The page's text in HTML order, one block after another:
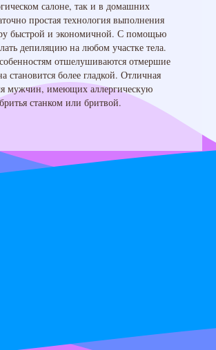
салоне, так и в домашних
простая технология выполнения
быстрой и экономичной. С помощью
депиляцию на любом участке тела.
отшелушиваются отмершие
становится более гладкой. Отличная
мужчин, имеющих аллергическую
станком или бритвой.